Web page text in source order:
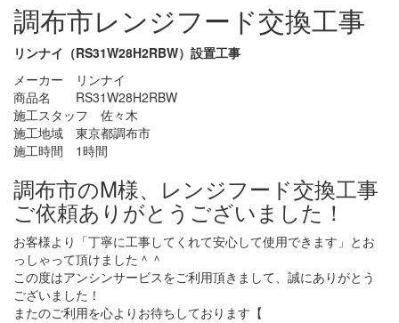
調布市レンジフード交換工事
リンナイ（RS31W28H2RBW）設置工事
メーカー リンナイ
商品名 RS31W28H2RBW
施工スタッフ 佐々木
施工地域 東京都調布市
施工時間 1時間
調布市のM様、レンジフード交換工事
ご依頼ありがとうございました！
お客様より「丁寧に工事してくれて安心して使用できます」とお
っしゃって頂けました＾＾
この度はアンシンサービスをご利用頂きまして、誠にありがとう
ございました！
またのご利用を心よりお待ちしております【